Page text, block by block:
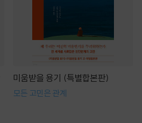
미움받을 용기 (특별합본판)
모든 고민은 관계